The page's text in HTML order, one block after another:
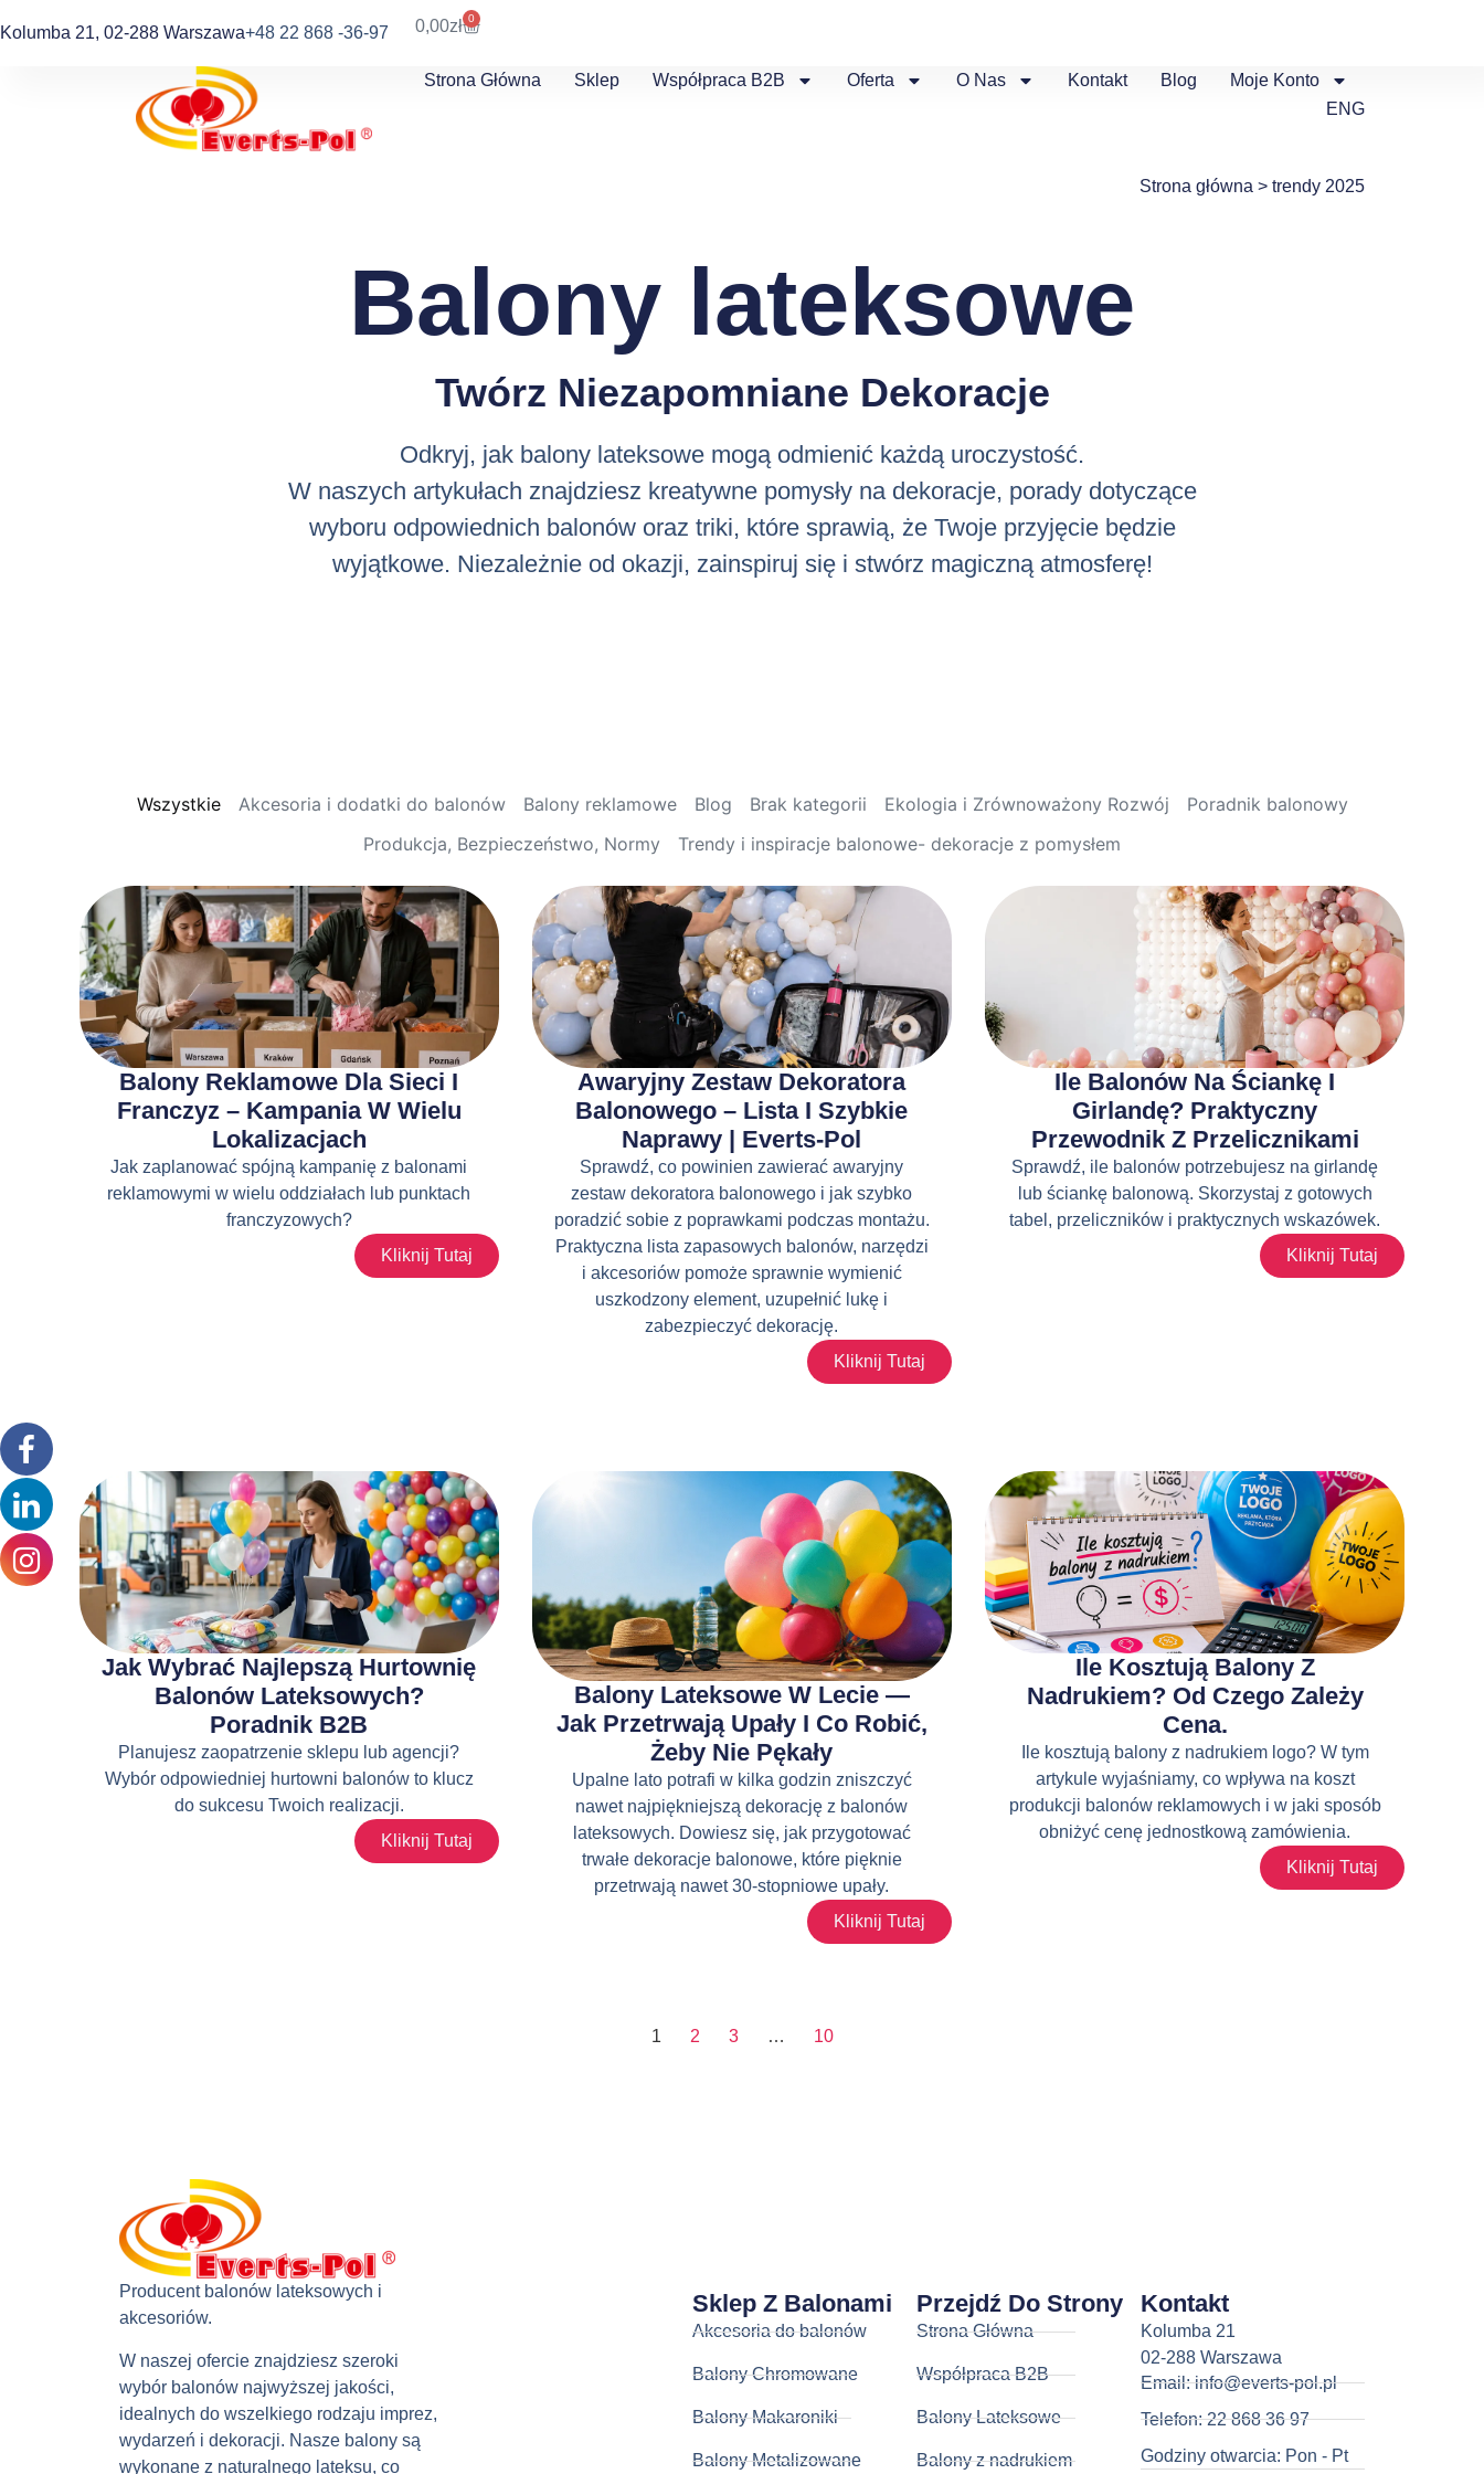
Kolumba 21, 02-288 Warszawa+48 22 868 -36-97 0,00zł 0
Strona Główna Sklep Współpraca B2B Oferta O Nas Kontakt Blog
Moje Konto
ENG
Strona główna >trendy 2025
Balony lateksowe
Twórz Niezapomniane Dekoracje
Odkryj, jak balony lateksowe mogą odmienić każdą uroczystość.
W naszych artykułach znajdziesz kreatywne pomysły na dekoracje, porady dotyczące
wyboru odpowiednich balonów oraz triki, które sprawią, że Twoje przyjęcie będzie
wyjątkowe. Niezależnie od okazji, zainspiruj się i stwórz magiczną atmosferę!
Akcesoria i dodatki do balonów Balony reklamowe Blog Brak kategorii Ekologia i Zrównoważony Rozwój
Poradnik balonowy
Produkcja, Bezpieczeństwo, Normy
Trendy i inspiracje balonowe- dekoracje z pomysłem
Wszystkie
Balony Reklamowe Dla Sieci I
Franczyz – Kampania W Wielu
Lokalizacjach
Jak zaplanować spójną kampanię z balonami
reklamowymi w wielu oddziałach lub punktach
franczyzowych?
Kliknij Tutaj
Awaryjny Zestaw Dekoratora
Balonowego – Lista I Szybkie
Naprawy | Everts-Pol
Sprawdź, co powinien zawierać awaryjny
zestaw dekoratora balonowego i jak szybko
poradzić sobie z poprawkami podczas montażu.
Praktyczna lista zapasowych balonów, narzędzi
i akcesoriów pomoże sprawnie wymienić
uszkodzony element, uzupełnić lukę i
zabezpieczyć dekorację.
Kliknij Tutaj
Ile Balonów Na Ściankę I
Girlandę? Praktyczny
Przewodnik Z Przelicznikami
Sprawdź, ile balonów potrzebujesz na girlandę
lub ściankę balonową. Skorzystaj z gotowych
tabel, przeliczników i praktycznych wskazówek.
Kliknij Tutaj
Jak Wybrać Najlepszą Hurtownię
Balonów Lateksowych?
Poradnik B2B
Planujesz zaopatrzenie sklepu lub agencji?
Wybór odpowiedniej hurtowni balonów to klucz
do sukcesu Twoich realizacji.
Kliknij Tutaj
Balony Lateksowe W Lecie —
Jak Przetrwają Upały I Co Robić,
Żeby Nie Pękały
Upalne lato potrafi w kilka godzin zniszczyć
nawet najpiękniejszą dekorację z balonów
lateksowych. Dowiesz się, jak przygotować
trwałe dekoracje balonowe, które pięknie
przetrwają nawet 30-stopniowe upały.
Kliknij Tutaj
Ile Kosztują Balony Z
Nadrukiem? Od Czego Zależy
Cena.
Ile kosztują balony z nadrukiem logo? W tym
artykule wyjaśniamy, co wpływa na koszt
produkcji balonów reklamowych i w jaki sposób
obniżyć cenę jednostkową zamówienia.
Kliknij Tutaj
1 2 3 … 10
Producent balonów lateksowych i
akcesoriów.
W naszej ofercie znajdziesz szeroki
wybór balonów najwyższej jakości,
idealnych do wszelkiego rodzaju imprez,
wydarzeń i dekoracji. Nasze balony są
wykonane z naturalnego lateksu, co
Sklep Z Balonami
Akcesoria do balonów
Balony Chromowane
Balony Makaroniki
Balony Metalizowane
Przejdź Do Strony
Strona Główna
Współpraca B2B
Balony Lateksowe
Balony z nadrukiem
Kontakt
Kolumba 21
02-288 Warszawa
Email: info@everts-pol.pl
Telefon: 22 868 36 97
Godziny otwarcia: Pon - Pt